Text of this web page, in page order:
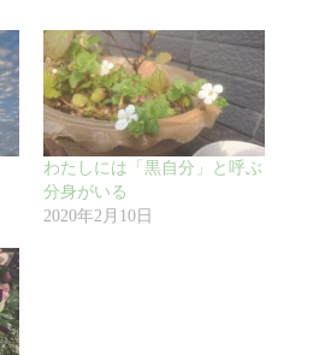
わたしには「黒自分」と呼ぶ
分身がいる
2020年2月10日